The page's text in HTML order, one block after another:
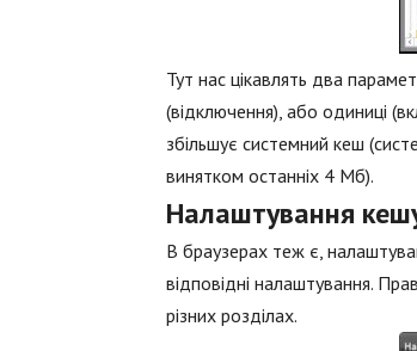
Тут нас цікавлять два
(відключення), або одиниці
збільшує системний кеш
винятком останніх 4 Мб).
Налаштування
В браузерах теж є,
відповідні налаштування.
різних розділах.